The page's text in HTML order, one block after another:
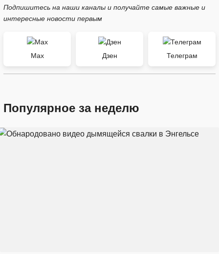
Подпишитесь на наши каналы и получайте самые важные и
интересные новости первым
Max Дзен Телеграм
Популярное за неделю